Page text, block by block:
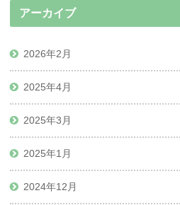
アーカイブ
2026年2月
2025年4月
2025年3月
2025年1月
2024年12月